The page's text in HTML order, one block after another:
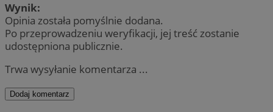
Wynik:
Opinia została pomyślnie dodana.
Po przeprowadzeniu weryfikacji, jej treść zostanie
udostępniona publicznie.
Trwa wysyłanie komentarza ...
Dodaj komentarz